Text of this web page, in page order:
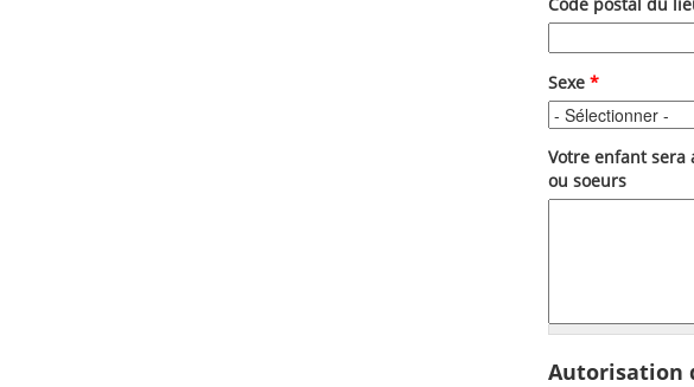
Sexe *
Votre enfant sera
ou soeurs
Autorisation